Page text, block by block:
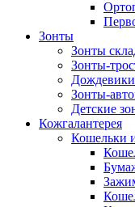
Зонты
Зонты
Зонты-
Дождевики
Зонты-
Детские
Кожгалантерея
Кошельки